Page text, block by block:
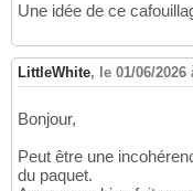
Une idée de ce
LittleWhite, le 01/06/2026
Bonjour,
Peut être une
du paquet.